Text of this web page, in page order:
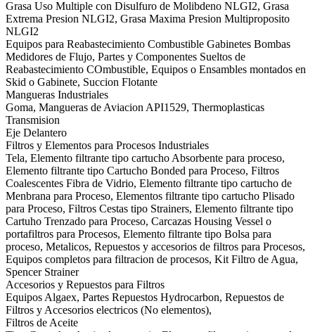
Grasa Uso Multiple con Disulfuro de Molibdeno NLGI2, Grasa
Extrema Presion NLGI2, Grasa Maxima Presion Multiproposito
NLGI2
Equipos para Reabastecimiento Combustible Gabinetes Bombas
Medidores de Flujo, Partes y Componentes Sueltos de
Reabastecimiento COmbustible, Equipos o Ensambles montados en
Skid o Gabinete, Succion Flotante
Mangueras Industriales
Goma, Mangueras de Aviacion API1529, Thermoplasticas
Transmision
Eje Delantero
Filtros y Elementos para Procesos Industriales
Tela, Elemento filtrante tipo cartucho Absorbente para proceso,
Elemento filtrante tipo Cartucho Bonded para Proceso, Filtros
Coalescentes Fibra de Vidrio, Elemento filtrante tipo cartucho de
Menbrana para Proceso, Elementos filtrante tipo cartucho Plisado
para Proceso, Filtros Cestas tipo Strainers, Elemento filtrante tipo
Cartuho Trenzado para Proceso, Carcazas Housing Vessel o
portafiltros para Procesos, Elemento filtrante tipo Bolsa para
proceso, Metalicos, Repuestos y accesorios de filtros para Procesos,
Equipos completos para filtracion de procesos, Kit Filtro de Agua,
Spencer Strainer
Accesorios y Repuestos para Filtros
Equipos Algaex, Partes Repuestos Hydrocarbon, Repuestos de
Filtros y Accesorios electricos (No elementos),
Filtros de Aceite